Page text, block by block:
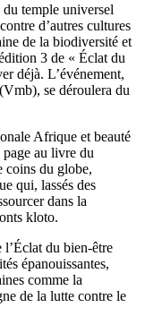
temple universel
d’autres cultures
de la biodiversité et
3 de « Éclat du
déjà. L’événement,
se déroulera du
Afrique et beauté
au livre du
coins du globe,
qui, lassés des
dans la
kloto.
du bien-être
épanouissantes,
comme la
de la lutte contre le